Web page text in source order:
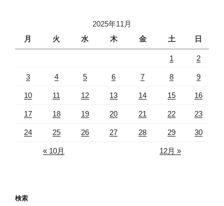
2025年11月
月
火 水 木 金 土 日
1 2
3 4 5 6 7 8 9
10 11 12 13 14 15 16
17 18 19 20 21 22 23
24 25 26 27 28 29 30
« 10月 12月 »
検索